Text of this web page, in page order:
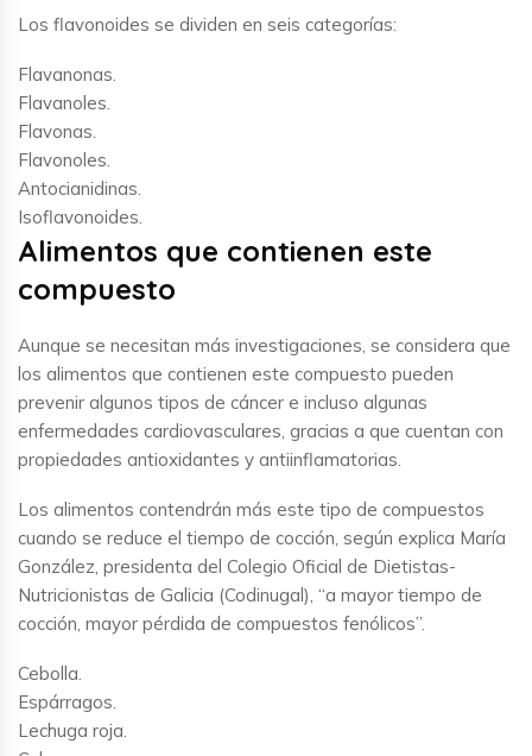
Los flavonoides se dividen en seis categorías:
Flavanonas.
Flavanoles.
Flavonas.
Flavonoles.
Antocianidinas.
Isoflavonoides.
Alimentos que contienen este
compuesto
Aunque se necesitan más investigaciones, se considera que
los alimentos que contienen este compuesto pueden
prevenir algunos tipos de cáncer e incluso algunas
enfermedades cardiovasculares, gracias a que cuentan con
propiedades antioxidantes y antiinflamatorias.
Los alimentos contendrán más este tipo de compuestos
cuando se reduce el tiempo de cocción, según explica María
González, presidenta del Colegio Oficial de Dietistas-
Nutricionistas de Galicia (Codinugal), “a mayor tiempo de
cocción, mayor pérdida de compuestos fenólicos”.
Cebolla.
Espárragos.
Lechuga roja.